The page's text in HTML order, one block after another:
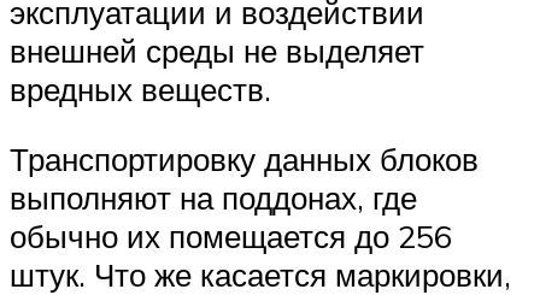
эксплуатации и воздействии
внешней среды не выделяет
вредных веществ.
Транспортировку данных блоков
выполняют на поддонах, где
обычно их помещается до 256
штук. Что же касается маркировки,